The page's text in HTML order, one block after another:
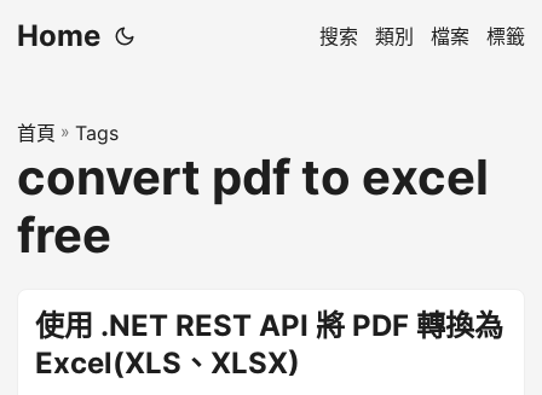
Home 搜索 類別 檔案 標籤
首頁 » Tags
convert pdf to excel
free
使用 .NET REST API 將 PDF 轉換為
Excel(XLS、XLSX)